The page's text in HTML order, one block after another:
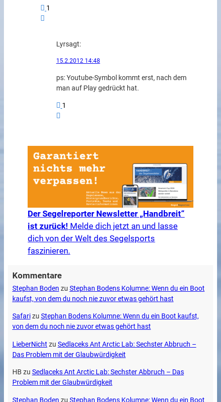
1
Lyrsagt:
15.2.2012 14:48
ps: Youtube-Symbol kommt erst, nach dem
man auf Play gedrückt hat.
1
Der Segelreporter Newsletter „Handbreit“
ist zurück! Melde dich jetzt an und lasse
dich von der Welt des Segelsports
faszinieren.
Kommentare
Stephan Boden zu Stephan Bodens Kolumne: Wenn du ein Boot
kaufst, von dem du noch nie zuvor etwas gehört hast
Safarizu Stephan Bodens Kolumne: Wenn du ein Boot kaufst,
von dem du noch nie zuvor etwas gehört hast
LieberNicht zu Sedlaceks Ant Arctic Lab: Sechster Abbruch –
Das Problem mit der Glaubwürdigkeit
HB zu Sedlaceks Ant Arctic Lab: Sechster Abbruch – Das
Problem mit der Glaubwürdigkeit
Stephan Boden zu Stephan Bodens Kolumne: Wenn du ein Boot